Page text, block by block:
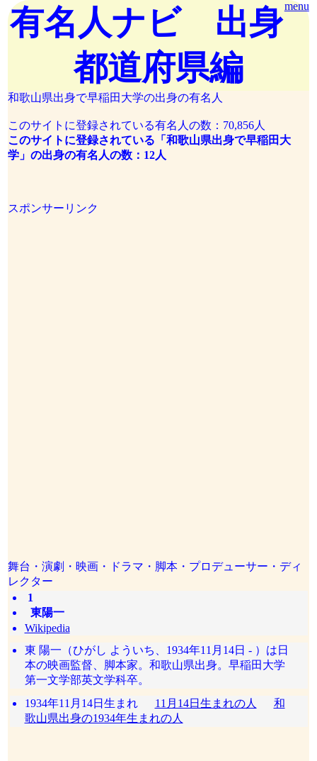
menu
有名人ナビ 出身
都道府県編
和歌山県出身で早稲田大学の出身の有名人
このサイトに登録されている有名人の数：70,856人
このサイトに登録されている「和歌山県出身で早稲田大
学」の出身の有名人の数：12人
スポンサーリンク
舞台・演劇・映画・ドラマ・脚本・プロデューサー・ディ
レクター
1
東陽一
Wikipedia
東 陽一（ひがし よういち、1934年11月14日 - ）は日
本の映画監督、脚本家。和歌山県出身。早稲田大学
第一文学部英文学科卒。
1934年11月14日生まれ 11月14日生まれの人
和
歌山県出身の1934年生まれの人